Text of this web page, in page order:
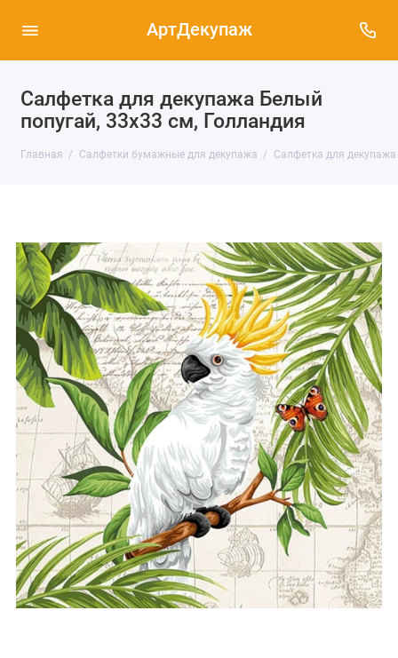
АртДекупаж
Салфетка для декупажа Белый
попугай, 33х33 см, Голландия
Главная Салфетки бумажные для декупажа Салфетка для